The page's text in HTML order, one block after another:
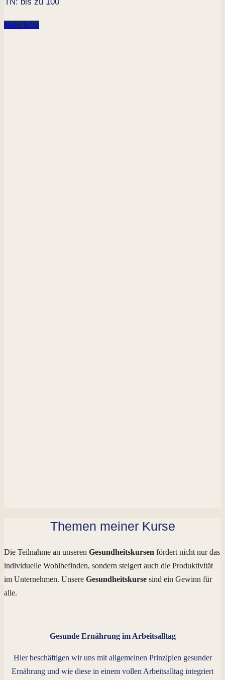
Mehr Infos
Themen meiner Kurse
Die Teilnahme an unseren Gesundheitskursen fördert nicht nur das
individuelle Wohlbefinden, sondern steigert auch die Produktivität
im Unternehmen. Unsere Gesundheitskurse sind ein Gewinn für
alle.
Gesunde Ernährung im Arbeitsalltag
Hier beschäftigen wir uns mit allgemeinen Prinzipien gesunder
Ernährung und wie diese in einem vollen Arbeitsalltag integriert